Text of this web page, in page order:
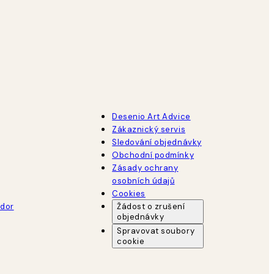
Desenio Art Advice
Zákaznický servis
Sledování objednávky
Obchodní podmínky
Zásady ochrany
osobních údajů
Cookies
Žádost o zrušení
objednávky
Spravovat soubory
cookie